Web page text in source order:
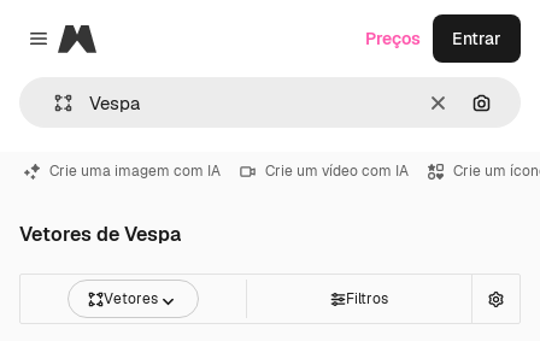
Close menu
Magnific
Limpar
Preços Entrar
Crie uma imagem com IA Crie um vídeo com IA Crie um
Vetores de Vespa
Vetores Filtros